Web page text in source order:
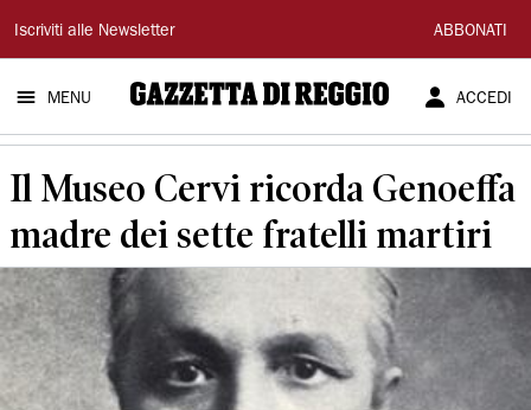
Gazzetta
di
Reggio
Iscriviti alle Newsletter ABBONATI
MENU ACCEDI
Il Museo Cervi ricorda Genoeffa
madre dei sette fratelli martiri